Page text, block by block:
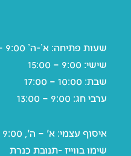
שעות פתיחה: א’-ה’ 9:00 – 17:00
שישי: 9:00 – 15:00
שבת: 10:00 – 17:00
ערבי חג: 9:00 – 13:00
איסוף עצמי: א' – ה', 9:00 – 16:00
שימו בווייז -תנובת כנרת